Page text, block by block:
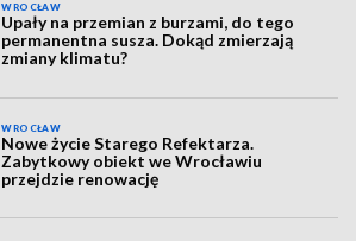
WROCŁAW
Upały na przemian z burzami, do tego
permanentna susza. Dokąd zmierzają
zmiany klimatu?
WROCŁAW
Nowe życie Starego Refektarza.
Zabytkowy obiekt we Wrocławiu
przejdzie renowację